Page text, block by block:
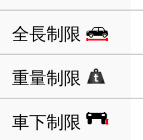
全長制限
重量制限
車下制限